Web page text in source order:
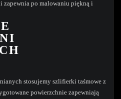
po malowaniu piękną i
stosujemy szlifierki taśmowe z
powierzchnie zapewniają